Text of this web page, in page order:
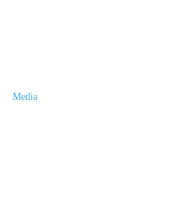
Media